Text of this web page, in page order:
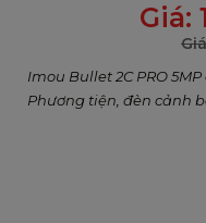
Giá:
Imou Bullet 2C PRO
Phương tiện, đèn cảnh